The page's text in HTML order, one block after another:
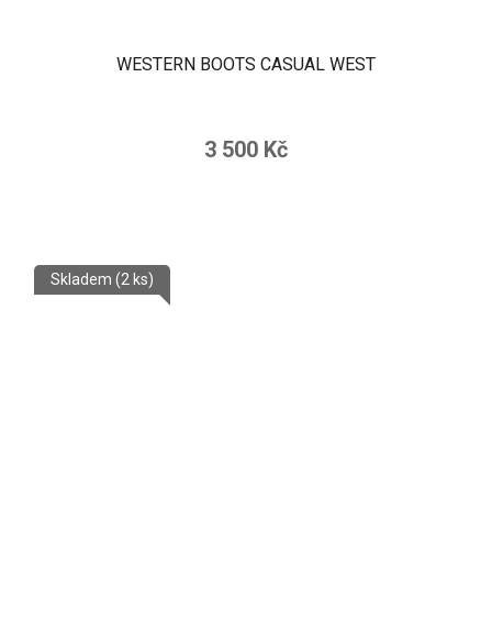
WESTERN BOOTS CASUAL WEST
3 500 Kč
Skladem (2 ks)